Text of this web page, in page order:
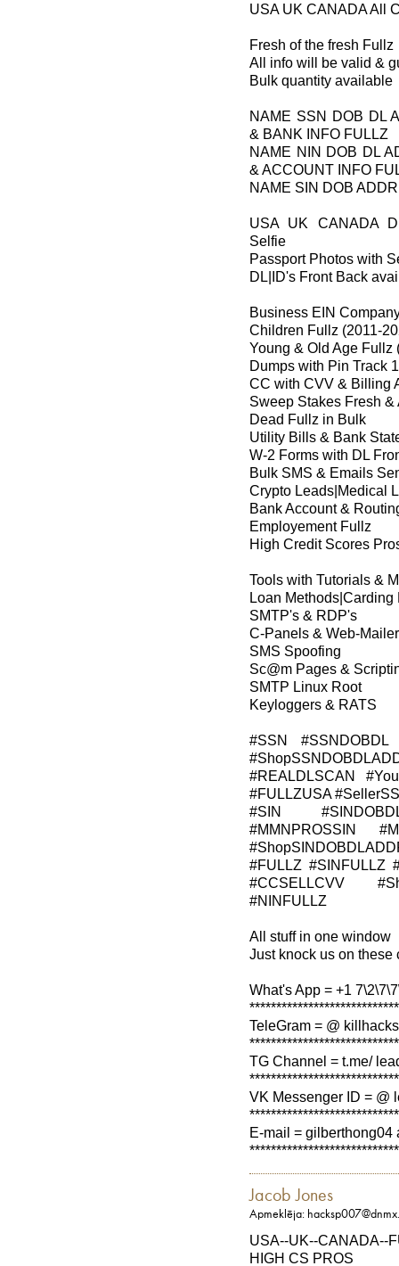
USA UK CANADA All
Fresh of the fresh Fullz
All info will be valid &
Bulk quantity available
NAME SSN DOB DL
& BANK INFO FULLZ
NAME NIN DOB DL
& ACCOUNT INFO
NAME SIN DOB
USA UK CANADA
Selfie
Passport Photos with
DL|ID's Front Back
Business EIN
Children Fullz (2011-
Young & Old Age Fullz
Dumps with Pin Track
CC with CVV & Billing
Sweep Stakes Fresh &
Dead Fullz in Bulk
Utility Bills & Bank
W-2 Forms with DL
Bulk SMS & Emails
Crypto Leads|Medical
Bank Account &
Employement Fullz
High Credit Scores
Tools with Tutorials &
Loan Methods|Carding
SMTP's & RDP's
C-Panels & Web-
SMS Spoofing
Sc@m Pages &
SMTP Linux Root
Keyloggers & RATS
#SSN
#REALDLSCAN
#FULLZUSA
#SIN
#MMNPROSSIN
#FULLZ #SINFULLZ
#CCSELLCVV
#NINFULLZ
All stuff in one window
Just knock us on these
What's App = +1
TeleGram = @
TG Channel = t.me/
VK Messenger ID = @
E-mail = gilberthong04
Jacob Jones
Apmeklēja:
USA--UK--
HIGH CS PROS